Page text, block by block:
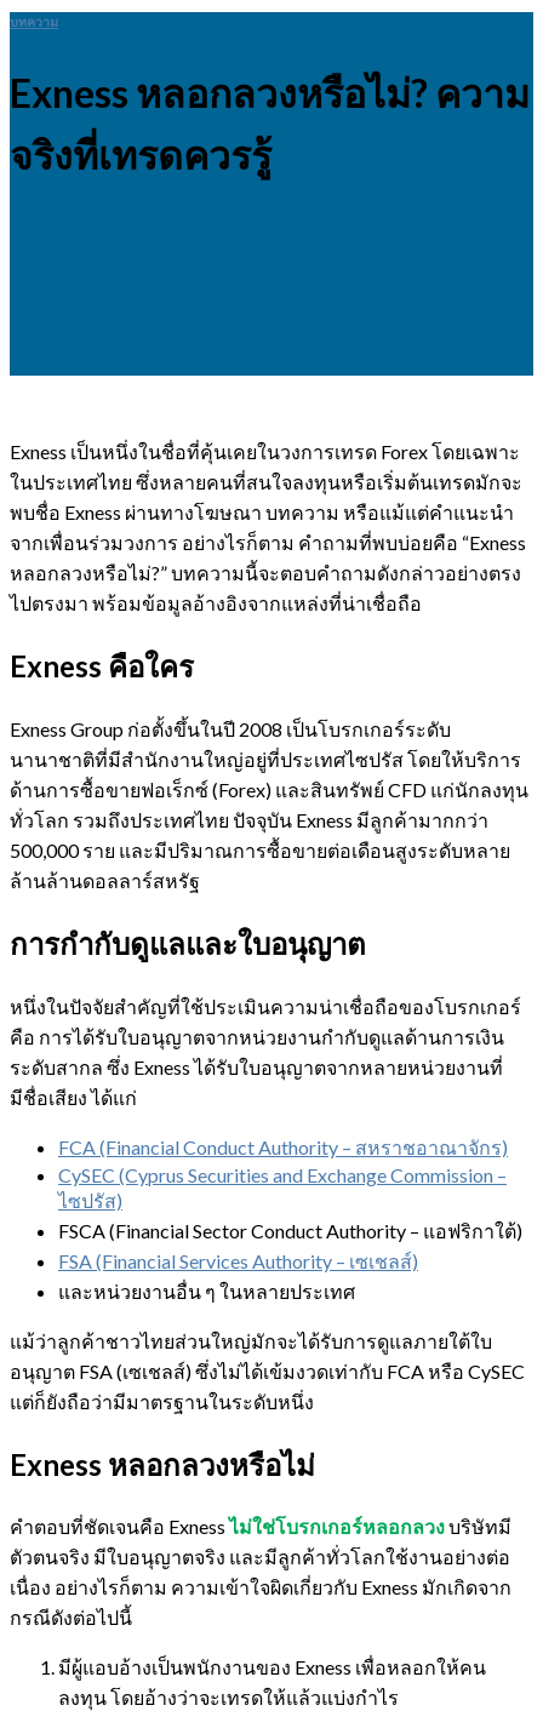
บทความ
Exness หลอกลวงหรือไม่? ความ
จริงที่เทรดควรรู้
Exness เป็นหนึ่งในชื่อที่คุ้นเคยในวงการเทรด Forex โดยเฉพาะ
ในประเทศไทย ซึ่งหลายคนที่สนใจลงทุนหรือเริ่มต้นเทรดมักจะ
พบชื่อ Exness ผ่านทางโฆษณา บทความ หรือแม้แต่คำแนะนำ
จากเพื่อนร่วมวงการ อย่างไรก็ตาม คำถามที่พบบ่อยคือ “Exness
หลอกลวงหรือไม่?” บทความนี้จะตอบคำถามดังกล่าวอย่างตรง
ไปตรงมา พร้อมข้อมูลอ้างอิงจากแหล่งที่น่าเชื่อถือ
Exness คือใคร
Exness Group ก่อตั้งขึ้นในปี 2008 เป็นโบรกเกอร์ระดับ
นานาชาติที่มีสำนักงานใหญ่อยู่ที่ประเทศไซปรัส โดยให้บริการ
ด้านการซื้อขายฟอเร็กซ์ (Forex) และสินทรัพย์ CFD แก่นักลงทุน
ทั่วโลก รวมถึงประเทศไทย ปัจจุบัน Exness มีลูกค้ามากกว่า
500,000 ราย และมีปริมาณการซื้อขายต่อเดือนสูงระดับหลาย
ล้านล้านดอลลาร์สหรัฐ
การกำกับดูแลและใบอนุญาต
หนึ่งในปัจจัยสำคัญที่ใช้ประเมินความน่าเชื่อถือของโบรกเกอร์
คือ การได้รับใบอนุญาตจากหน่วยงานกำกับดูแลด้านการเงิน
ระดับสากล ซึ่ง Exness ได้รับใบอนุญาตจากหลายหน่วยงานที่
มีชื่อเสียง ได้แก่
FCA (Financial Conduct Authority – สหราชอาณาจักร)
CySEC (Cyprus Securities and Exchange Commission –
ไซปรัส)
FSCA (Financial Sector Conduct Authority – แอฟริกาใต้)
FSA (Financial Services Authority – เซเชลส์)
และหน่วยงานอื่น ๆ ในหลายประเทศ
แม้ว่าลูกค้าชาวไทยส่วนใหญ่มักจะได้รับการดูแลภายใต้ใบ
อนุญาต FSA (เซเชลส์) ซึ่งไม่ได้เข้มงวดเท่ากับ FCA หรือ CySEC
แต่ก็ยังถือว่ามีมาตรฐานในระดับหนึ่ง
Exness หลอกลวงหรือไม่
คำตอบที่ชัดเจนคือ Exnessไม่ใช่โบรกเกอร์หลอกลวงบริษัทมี
ตัวตนจริง มีใบอนุญาตจริง และมีลูกค้าทั่วโลกใช้งานอย่างต่อ
เนื่อง อย่างไรก็ตาม ความเข้าใจผิดเกี่ยวกับ Exness มักเกิดจาก
กรณีดังต่อไปนี้
มีผู้แอบอ้างเป็นพนักงานของ Exness เพื่อหลอกให้คน
ลงทุน โดยอ้างว่าจะเทรดให้แล้วแบ่งกำไร